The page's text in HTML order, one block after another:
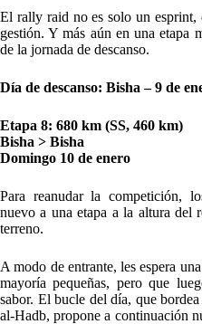
El rally raid no es solo un esprint,
gestión. Y más aún en una etapa
de la jornada de descanso.
Día de descanso: Bisha – 9 de
Etapa 8: 680 km (SS, 460 km)
Bisha > Bisha
Domingo 10 de enero
Para reanudar la competición,
nuevo a una etapa a la altura del
terreno.
A modo de entrante, les espera
mayoría pequeñas, pero que
sabor. El bucle del día, que
al-Hadb, propone a continuación